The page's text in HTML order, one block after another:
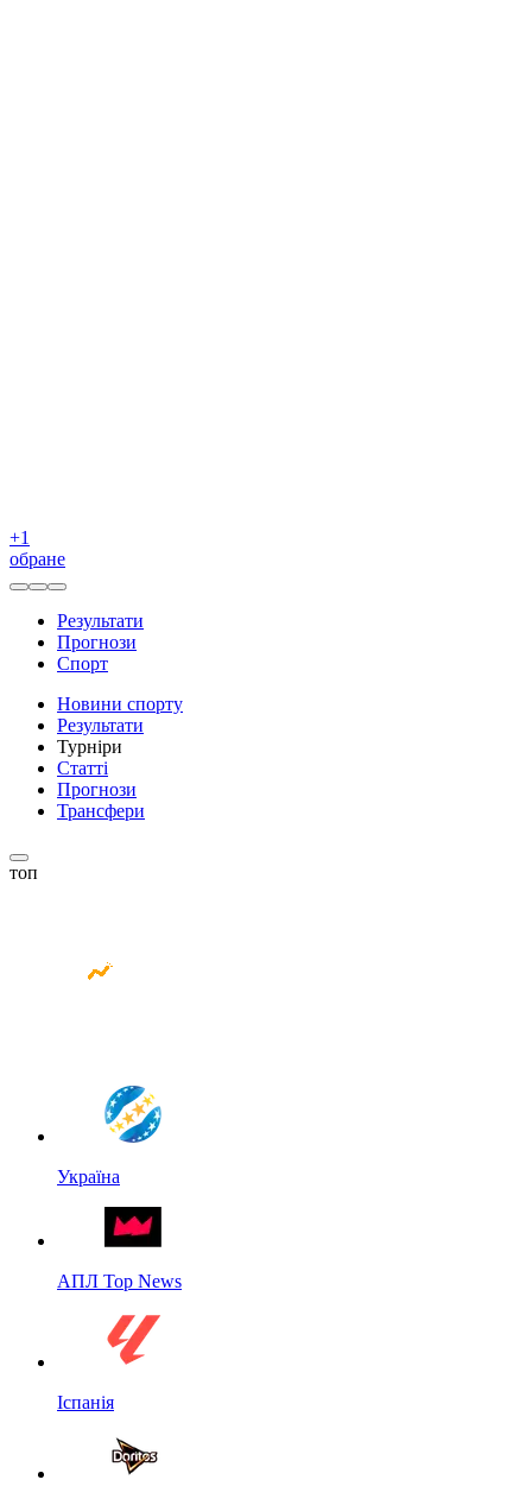
+1
обране
Результати
Прогнози
Спорт
Новини спорту
Результати
Турніри
Статті
Прогнози
Трансфери
топ
Україна
АПЛ Top News
Іспанія